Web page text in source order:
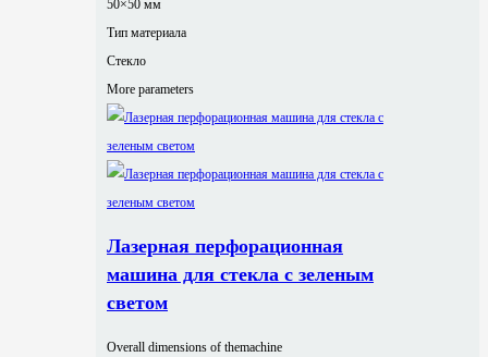
50×50 мм
Тип материала
Стекло
More parameters
Лазерная перфорационная
машина для стекла с зеленым
светом
Overall dimensions of themachine